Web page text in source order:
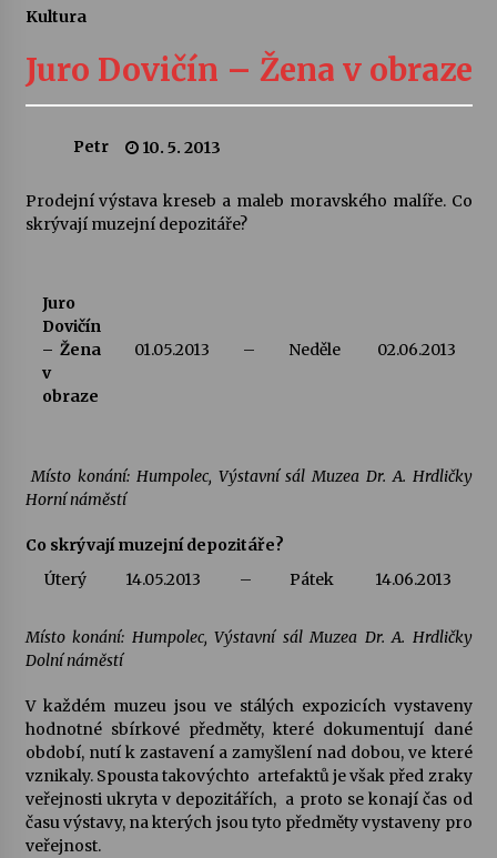
Sukuba Ensemble
4. 8. 2026
Vernisáž výstavy Josefíny Duškové: Stávám se
kapkou
Pozvánka na integrační festival Quijotova
šedesátka: 28. 7.–1. 8. 2026
28. 7. 2026
Votavžatský ploty
23. 7. 2026
Letní koncerty ve Stromovce: Rufus Miller
Vysočinka
17. 7. 2026
Kultura
Juro Dovičín – Žena v obraze
Petr 10. 5. 2013
Prodejní výstava kreseb a maleb moravského malíře. Co
skrývají muzejní depozitáře?
Juro
Dovičín
– Žena
v
obraze
01.05.2013 – Neděle 02.06.2013
Místo konání: Humpolec, Výstavní sál Muzea Dr. A. Hrdličky
Horní náměstí
Co skrývají muzejní depozitáře?
Úterý
14.05.2013 – Pátek 14.06.2013
Místo konání: Humpolec, Výstavní sál Muzea Dr. A. Hrdličky
Dolní náměstí
V každém muzeu jsou ve stálých expozicích vystaveny
hodnotné sbírkové předměty, které dokumentují dané
období, nutí k zastavení a zamyšlení nad dobou, ve které
vznikaly. Spousta takovýchto artefaktů je však před zraky
veřejnosti ukryta v depozitářích, a proto se konají čas od
času výstavy, na kterých jsou tyto předměty vystaveny pro
veřejnost.